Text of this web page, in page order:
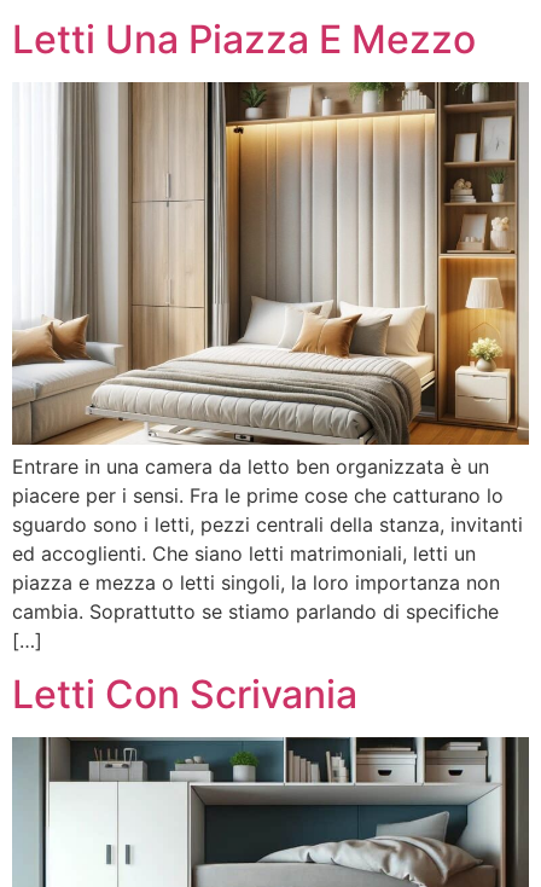
Letti Una Piazza E Mezzo
Entrare in una camera da letto ben organizzata è un
piacere per i sensi. Fra le prime cose che catturano lo
sguardo sono i letti, pezzi centrali della stanza, invitanti
ed accoglienti. Che siano letti matrimoniali, letti un
piazza e mezza o letti singoli, la loro importanza non
cambia. Soprattutto se stiamo parlando di specifiche
[…]
Letti Con Scrivania